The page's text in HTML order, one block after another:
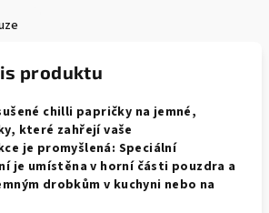
produktu
chilli papričky na jemné,
které zahřejí vaše
je promyšlená: Speciální
je umístěna v horní části pouzdra a
drobkům v kuchyni nebo na